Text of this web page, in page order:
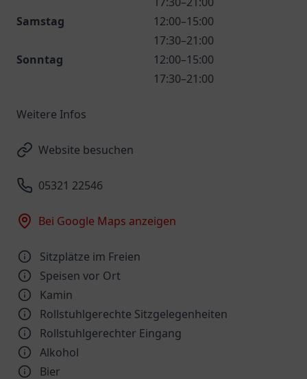
Samstag
12:00–15:00
17:30–21:00
Sonntag
12:00–15:00
17:30–21:00
Weitere Infos
Website besuchen
05321 22546
Bei Google Maps anzeigen
Sitzplätze im Freien
Speisen vor Ort
Kamin
Rollstuhlgerechte Sitzgelegenheiten
Rollstuhlgerechter Eingang
Alkohol
Bier